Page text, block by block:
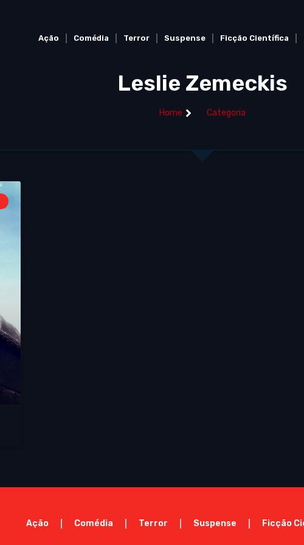
Ação Comédia Terror Suspense Ficção Científica
Leslie Zemeckis
Home Categoria
Ação Comédia Terror Suspense Ficção